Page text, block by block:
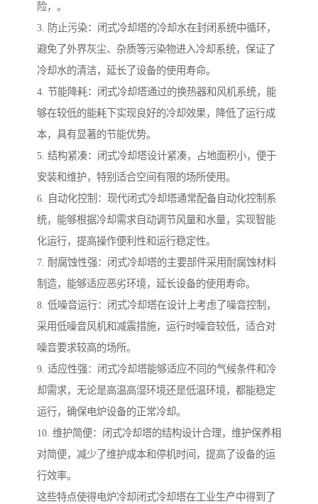
险，。
3. 防止污染：闭式冷却塔的冷却水在封闭系统中循环，
避免了外界灰尘、杂质等污染物进入冷却系统，保证了
冷却水的清洁，延长了设备的使用寿命。
4. 节能降耗：闭式冷却塔通过的换热器和风机系统，能
够在较低的能耗下实现良好的冷却效果，降低了运行成
本，具有显著的节能优势。
5. 结构紧凑：闭式冷却塔设计紧凑，占地面积小，便于
安装和维护，特别适合空间有限的场所使用。
6. 自动化控制：现代闭式冷却塔通常配备自动化控制系
统，能够根据冷却需求自动调节风量和水量，实现智能
化运行，提高操作便利性和运行稳定性。
7. 耐腐蚀性强：闭式冷却塔的主要部件采用耐腐蚀材料
制造，能够适应恶劣环境，延长设备的使用寿命。
8. 低噪音运行：闭式冷却塔在设计上考虑了噪音控制，
采用低噪音风机和减震措施，运行时噪音较低，适合对
噪音要求较高的场所。
9. 适应性强：闭式冷却塔能够适应不同的气候条件和冷
却需求，无论是高温高湿环境还是低温环境，都能稳定
运行，确保电炉设备的正常冷却。
10. 维护简便：闭式冷却塔的结构设计合理，维护保养相
对简便，减少了维护成本和停机时间，提高了设备的运
行效率。
这些特点使得电炉冷却闭式冷却塔在工业生产中得到了